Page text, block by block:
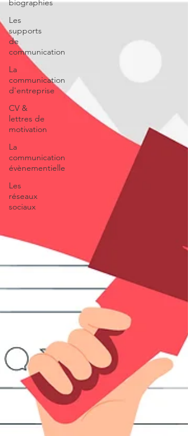
biographies
Les
supports
de
communication
La
communication
d'entreprise
CV &
lettres de
motivation
La
communication
évènementielle
Les
réseaux
sociaux